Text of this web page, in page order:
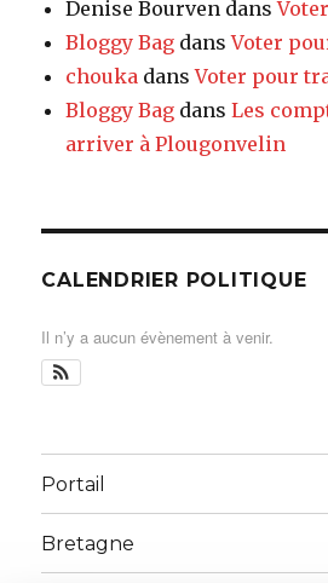
Denise Bourven dans
Bloggy Bag dansVoter
chouka dansVoter pour
Bloggy Bag dansLes
arriver à Plougonvelin
CALENDRIER POLITIQUE
Il n’y a aucun évènement à venir.
Portail
Bretagne